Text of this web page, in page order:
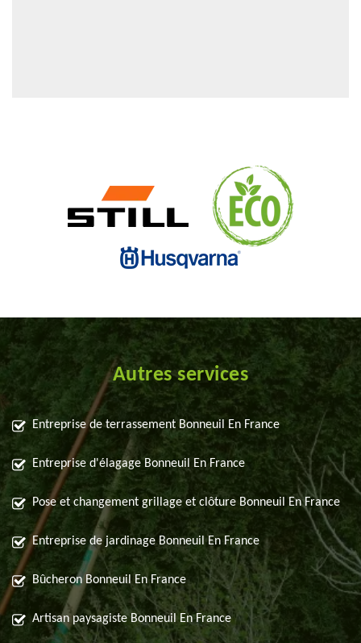
Autres services
Entreprise de terrassement Bonneuil En France
Entreprise d'élagage Bonneuil En France
Pose et changement grillage et clôture Bonneuil En France
Entreprise de jardinage Bonneuil En France
Bûcheron Bonneuil En France
Artisan paysagiste Bonneuil En France